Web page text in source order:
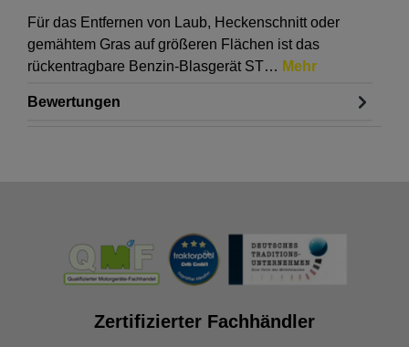
Für das Entfernen von Laub, Heckenschnitt oder
gemähtem Gras auf größeren Flächen ist das
rückentragbare Benzin-Blasgerät ST… Mehr
Bewertungen
Zertifizierter Fachhändler